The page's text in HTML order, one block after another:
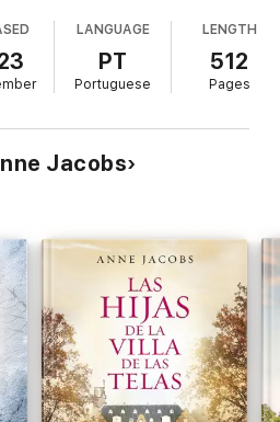
se transforma, por força da
militar. As mulheres da casa,
tornam-se enfermeiras dos homens
Paul se tornou prisioneiro de
de se entregar ao desespero,
la seu principal ponto de
chamado Ernst von Klippstein é
ninguém imagina que ele
a vida de todos de cabeça para
depois que se recupera, ele
de vista a bela mulher que lhe
LANGUAGE
PT
Portuguese
LENGTH
512
Pages
Jacobs